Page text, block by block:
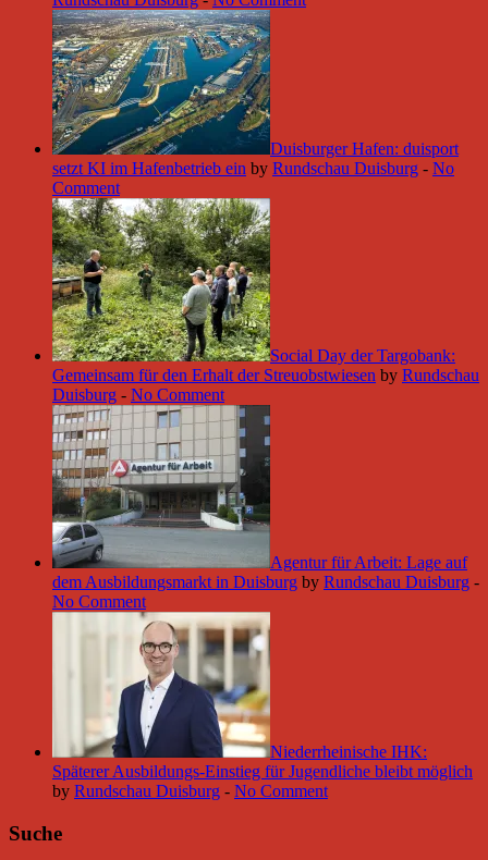
Duisburger Hafen: duisport
setzt KI im Hafenbetrieb ein by Rundschau Duisburg - No
Comment
Social Day der Targobank:
Gemeinsam für den Erhalt der Streuobstwiesen by Rundschau
Duisburg - No Comment
Agentur für Arbeit: Lage auf
dem Ausbildungsmarkt in Duisburg by Rundschau Duisburg -
No Comment
Niederrheinische IHK:
Späterer Ausbildungs-Einstieg für Jugendliche bleibt möglich
by Rundschau Duisburg - No Comment
Suche